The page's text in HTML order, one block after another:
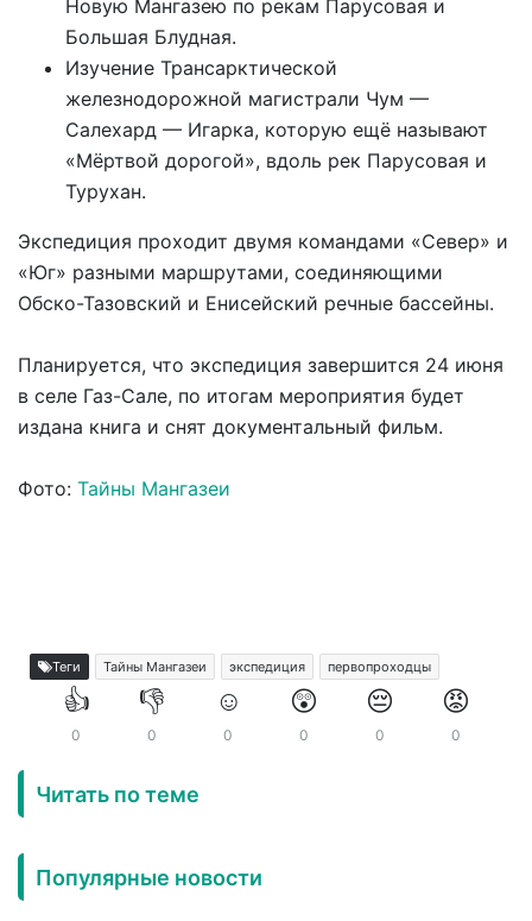
Новую Мангазею по рекам Парусовая и
Большая Блудная.
Изучение Трансарктической
железнодорожной магистрали Чум —
Салехард — Игарка, которую ещё называют
«Мёртвой дорогой», вдоль рек Парусовая и
Турухан.
Экспедиция проходит двумя командами «Север» и
«Юг» разными маршрутами, соединяющими
Обско-Тазовский и Енисейский речные бассейны.
Планируется, что экспедиция завершится 24 июня
в селе Газ-Сале, по итогам мероприятия будет
издана книга и снят документальный фильм.
Фото: Тайны Мангазеи
Теги Тайны Мангазеи экспедиция первопроходцы
👍
0
👎
0
☺️
0
😲
0
😔
0
😡
0
Читать по теме
Популярные новости